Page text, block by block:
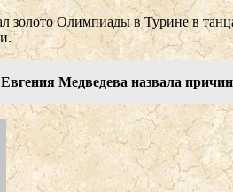
золото Олимпиады в Турине в
Евгения Медведева назвала